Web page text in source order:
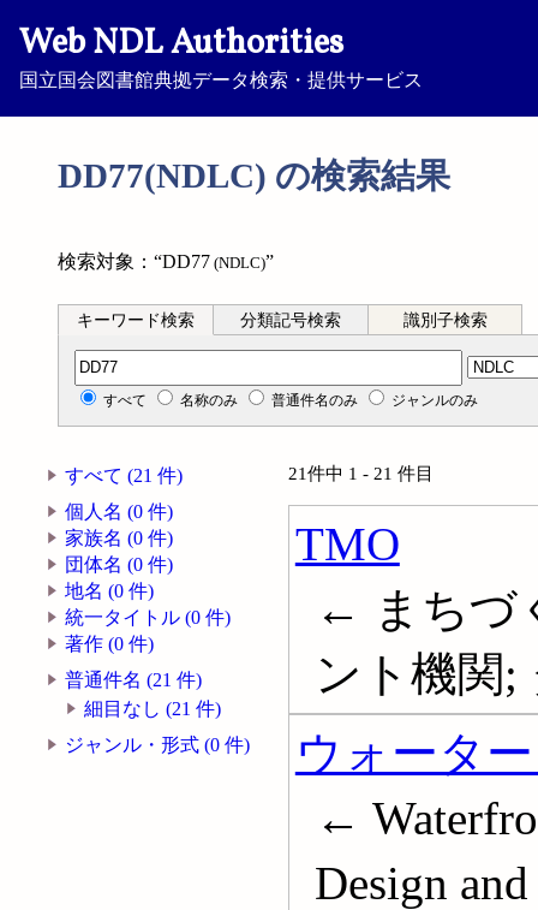
Web NDL Authorities
国立国会図書館典拠データ検索・提供サービス
DD77(NDLC) の検索結果
検索対象：“DD77 (NDLC)”
キーワード検索 分類記号検索 識別子検索
分類記号検索
すべて 名称のみ 普通件名のみ ジャンルのみ
すべて (21 件)
個人名 (0 件)
家族名 (0 件)
団体名 (0 件)
地名 (0 件)
統一タイトル (0 件)
著作 (0 件)
普通件名 (21 件)
細目なし (21 件)
ジャンル・形式 (0 件)
21件中 1 - 21 件目
TMO
← まちづ
ント機関;
ウォータ
←
Design